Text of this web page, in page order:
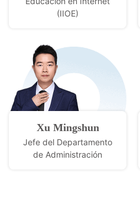
(IIOE)
Xu Mingshun
Jefe del Departamento
de Administración